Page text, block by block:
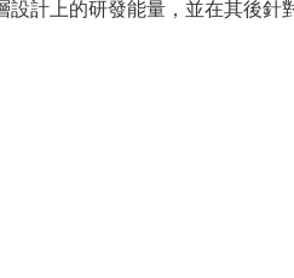
計上的研發能量，並在其後